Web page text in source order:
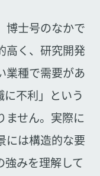
博士号のなかで
高く、研究開発
業種で需要があ
に不利」という
ません。実際に
には構造的な要
強みを理解して